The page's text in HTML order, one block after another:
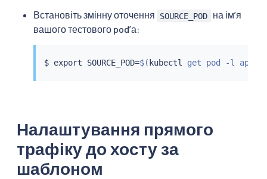
Встановіть змінну оточення SOURCE_POD
на імʼя
вашого тестового podʼа:
$ export SOURCE_POD=$( kubectl get pod -l app
Налаштування прямого
трафіку до хосту за
шаблоном